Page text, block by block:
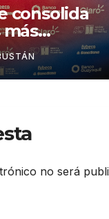
consolida
no será